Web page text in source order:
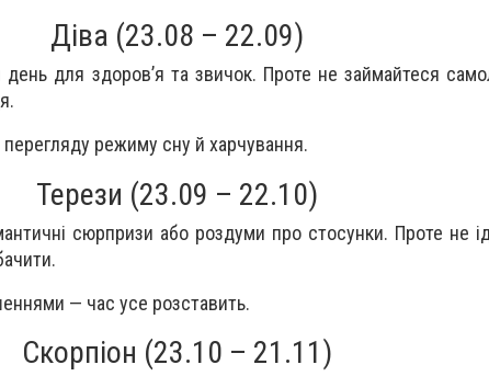
Діва (23.08 – 22.09)
для здоров’я та звичок. Проте не займайтеся
режиму сну й харчування.
Терези (23.09 – 22.10)
сюрпризи або роздуми про стосунки. Проте не
— час усе розставить.
Скорпіон (23.10 – 21.11)